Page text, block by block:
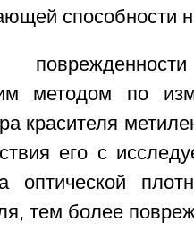
способности
методом по
красителя
его с
оптической
тем более